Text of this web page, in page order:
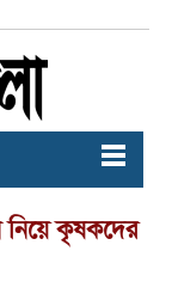
নিয়ে কৃষকদের